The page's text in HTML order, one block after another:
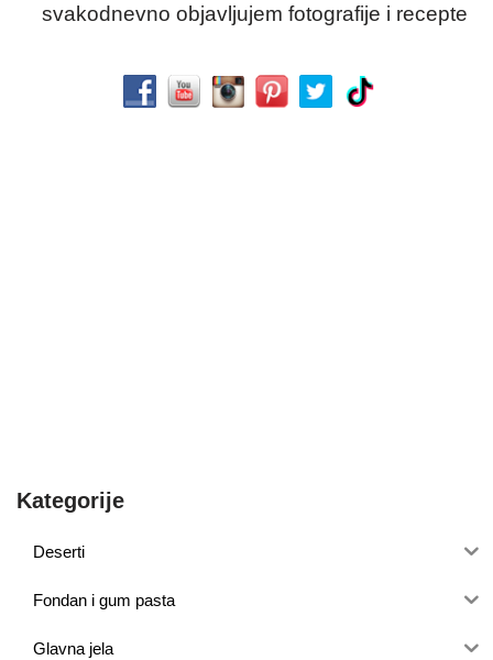
svakodnevno objavljujem fotografije i recepte
Kategorije
Deserti
Fondan i gum pasta
Glavna jela